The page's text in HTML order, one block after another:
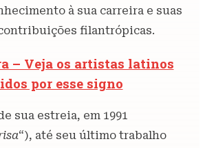
à sua carreira e suas
filantrópicas.
– Veja os artistas latinos
por esse signo
sua estreia, em 1991
“), até seu último trabalho